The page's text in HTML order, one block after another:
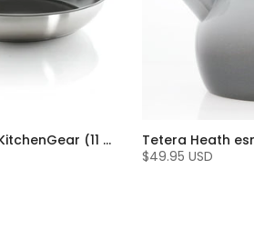
Sartén antiadherente KitchenGear (11 pulg.)
$49.95 USD